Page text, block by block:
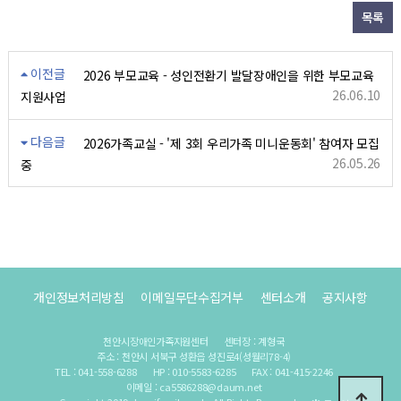
목록
이전글
2026 부모교육 - 성인전환기 발달장애인을 위한 부모교육
지원사업
26.06.10
다음글
2026가족교실 - '제 3회 우리가족 미니운동회' 참여자 모집
중
26.05.26
개인정보처리방침 이메일무단수집거부 센터소개 공지사항
천안시장애인가족지원센터
센터장 : 계형국
주소 : 천안시 서북구 성환읍 성진로4(성월리78-4)
TEL : 041-558-6288
HP : 010-5583-6285
FAX : 041-415-2246
이메일 : ca5586288@daum.net